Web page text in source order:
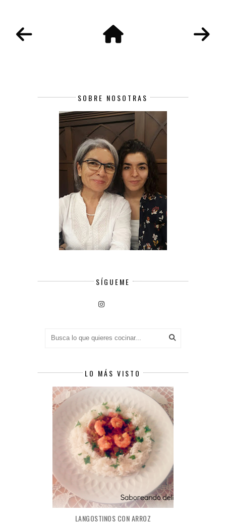
SOBRE NOSOTRAS
SÍGUEME
LO MÁS VISTO
LANGOSTINOS CON ARROZ